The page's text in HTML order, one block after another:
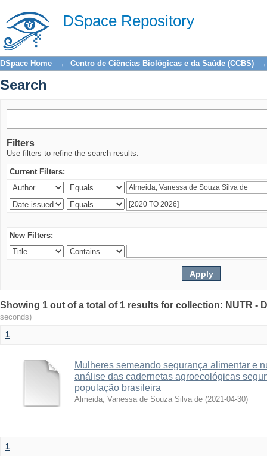
DSpace Repository
Search
DSpace Home → Centro de Ciências Biológicas e da Saúde (CCBS) →
Search
Filters
Use filters to refine the search results.
Current Filters:
New Filters:
Showing 1 out of a total of 1 results for collection: NUTR -
seconds)
1
Mulheres semeando segurança alimentar e
análise das cadernetas agroecológicas
população brasileira
Almeida, Vanessa de Souza Silva de (2021-04-30)
1